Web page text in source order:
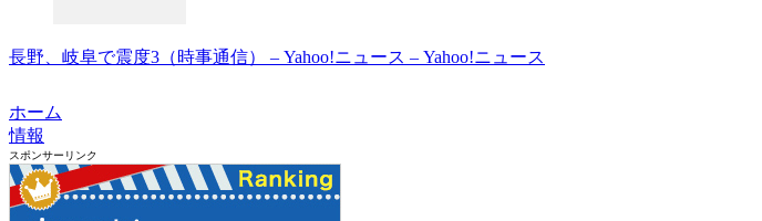
長野、岐阜で震度3（時事通信） – Yahoo!ニュース – Yahoo!ニュース
ホーム
情報
スポンサーリンク